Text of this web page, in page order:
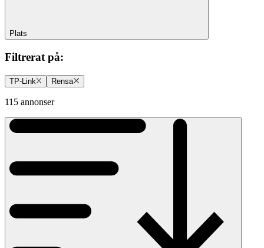
Plats
Filtrerat på:
TP-Link Rensa
115 annonser